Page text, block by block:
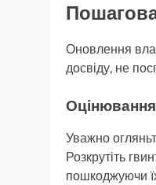
Пошагова
Оновлення
досвіду, не
Уважно
Розкрутіть
пошкоджуючи